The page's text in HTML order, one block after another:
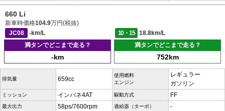
660 Li
新車時価格104.9万円(税抜)
JC08
-km/L 10・15
18.8km/L
満タンでどこまで走る？
-km
満タンでどこまで走る？
752km
排気量 659cc
使用燃料
エンジン
レギュラー
ガソリン
ミッション インパネ4AT 駆動方式 FF
最大出力 58ps/7600rpm 過給器（ターボ） -